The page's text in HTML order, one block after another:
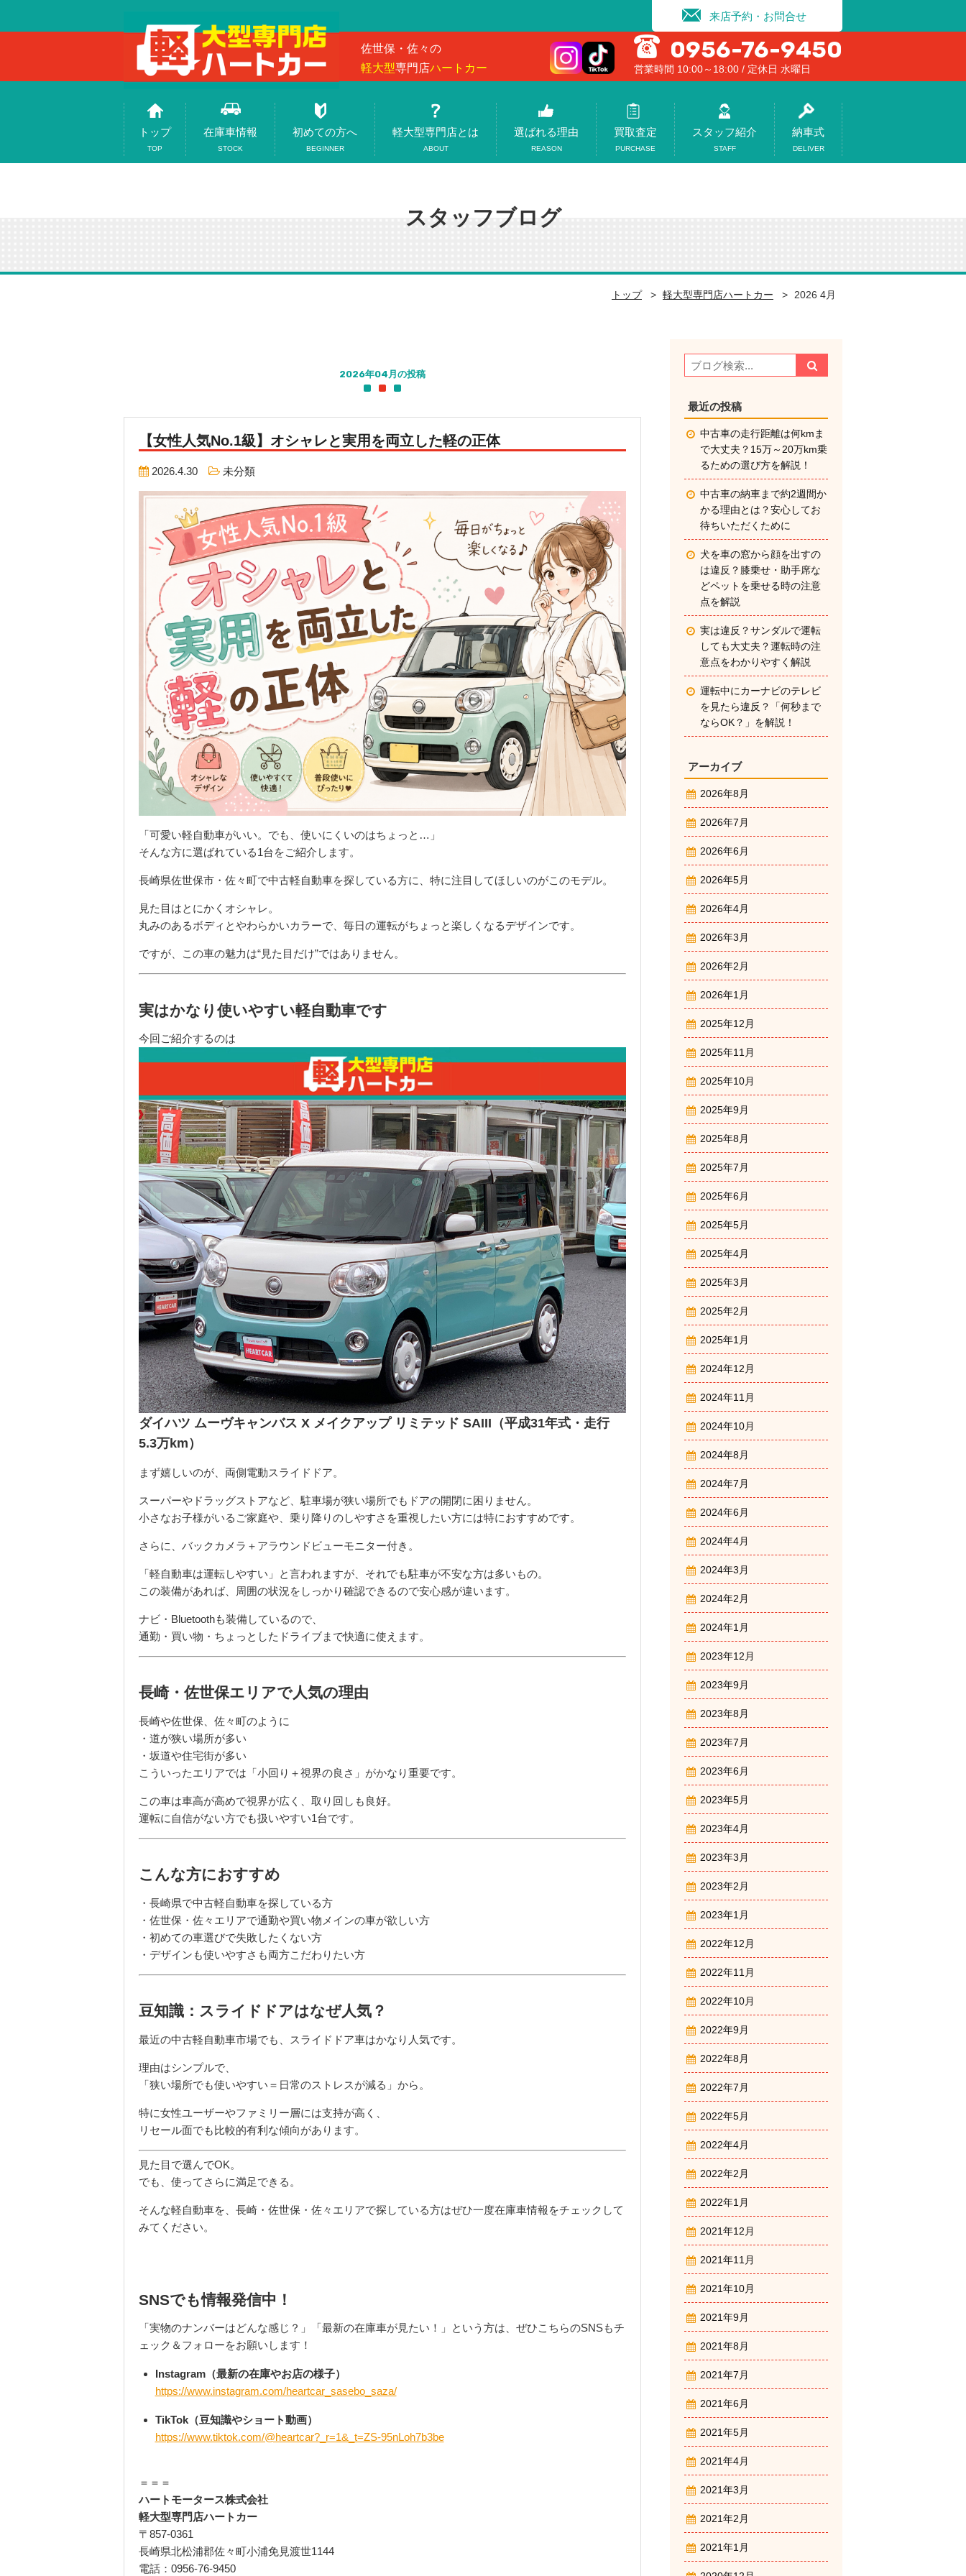
来店予約・お問合せ
佐世保・佐々の
軽大型専門店ハートカー
0956-76-9450
営業時間 10:00～18:00 / 定休日 水曜日
トップ
TOP
在庫車情報
STOCK
初めての方へ
BEGINNER
軽大型専門店とは
ABOUT
選ばれる理由
REASON
買取査定
PURCHASE
スタッフ紹介
STAFF
納車式
DELIVER
スタッフブログ
トップ 軽大型専門店ハートカー 2026 4月
2026年04月の投稿
【女性人気No.1級】オシャレと実用を両立した軽の正体
2026.4.30 未分類
「可愛い軽自動車がいい。でも、使いにくいのはちょっと…」
そんな方に選ばれている1台をご紹介します。
長崎県佐世保市・佐々町で中古軽自動車を探している方に、特に注目してほしいのがこのモデル。
見た目はとにかくオシャレ。
丸みのあるボディとやわらかいカラーで、毎日の運転がちょっと楽しくなるデザインです。
ですが、この車の魅力は“見た目だけ”ではありません。
実はかなり使いやすい軽自動車です
今回ご紹介するのは
ダイハツ ムーヴキャンバス X メイクアップ リミテッド SAIII（平成31年式・走行
5.3万km）
まず嬉しいのが、両側電動スライドドア。
スーパーやドラッグストアなど、駐車場が狭い場所でもドアの開閉に困りません。
小さなお子様がいるご家庭や、乗り降りのしやすさを重視したい方には特におすすめです。
さらに、バックカメラ＋アラウンドビューモニター付き。
「軽自動車は運転しやすい」と言われますが、それでも駐車が不安な方は多いもの。
この装備があれば、周囲の状況をしっかり確認できるので安心感が違います。
ナビ・Bluetoothも装備しているので、
通勤・買い物・ちょっとしたドライブまで快適に使えます。
長崎・佐世保エリアで人気の理由
長崎や佐世保、佐々町のように
・道が狭い場所が多い
・坂道や住宅街が多い
こういったエリアでは「小回り＋視界の良さ」がかなり重要です。
この車は車高が高めで視界が広く、取り回しも良好。
運転に自信がない方でも扱いやすい1台です。
こんな方におすすめ
・長崎県で中古軽自動車を探している方
・佐世保・佐々エリアで通勤や買い物メインの車が欲しい方
・初めての車選びで失敗したくない方
・デザインも使いやすさも両方こだわりたい方
豆知識：スライドドアはなぜ人気？
最近の中古軽自動車市場でも、スライドドア車はかなり人気です。
理由はシンプルで、
「狭い場所でも使いやすい＝日常のストレスが減る」から。
特に女性ユーザーやファミリー層には支持が高く、
リセール面でも比較的有利な傾向があります。
見た目で選んでOK。
でも、使ってさらに満足できる。
そんな軽自動車を、長崎・佐世保・佐々エリアで探している方はぜひ一度在庫車情報をチェックして
みてください。
SNSでも情報発信中！
「実物のナンバーはどんな感じ？」「最新の在庫車が見たい！」という方は、ぜひこちらのSNSもチ
ェック＆フォローをお願いします！
Instagram（最新の在庫やお店の様子）
https://www.instagram.com/heartcar_sasebo_saza/
TikTok（豆知識やショート動画）
https://www.tiktok.com/@heartcar?_r=1&_t=ZS-95nLoh7b3be
＝＝＝
ハートモータース株式会社
軽大型専門店ハートカー
〒857-0361
長崎県北松浦郡佐々町小浦免見渡世1144
電話：0956-76-9450
最近の投稿
中古車の走行距離は何kmま
で大丈夫？15万～20万km乗
るための選び方を解説！
中古車の納車まで約2週間か
かる理由とは？安心してお
待ちいただくために
犬を車の窓から顔を出すの
は違反？膝乗せ・助手席な
どペットを乗せる時の注意
点を解説
実は違反？サンダルで運転
しても大丈夫？運転時の注
意点をわかりやすく解説
運転中にカーナビのテレビ
を見たら違反？「何秒まで
ならOK？」を解説！
アーカイブ
2026年8月
2026年7月
2026年6月
2026年5月
2026年4月
2026年3月
2026年2月
2026年1月
2025年12月
2025年11月
2025年10月
2025年9月
2025年8月
2025年7月
2025年6月
2025年5月
2025年4月
2025年3月
2025年2月
2025年1月
2024年12月
2024年11月
2024年10月
2024年8月
2024年7月
2024年6月
2024年4月
2024年3月
2024年2月
2024年1月
2023年12月
2023年9月
2023年8月
2023年7月
2023年6月
2023年5月
2023年4月
2023年3月
2023年2月
2023年1月
2022年12月
2022年11月
2022年10月
2022年9月
2022年8月
2022年7月
2022年5月
2022年4月
2022年2月
2022年1月
2021年12月
2021年11月
2021年10月
2021年9月
2021年8月
2021年7月
2021年6月
2021年5月
2021年4月
2021年3月
2021年2月
2021年1月